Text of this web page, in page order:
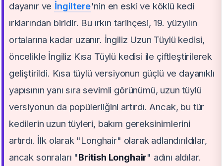
dayanır ve İngiltere'nin en eski ve köklü kedi
ırklarından biridir. Bu ırkın tarihçesi, 19. yüzyılın
ortalarına kadar uzanır. İngiliz Uzun Tüylü kedisi,
öncelikle İngiliz Kısa Tüylü kedisi ile çiftleştirilerek
geliştirildi. Kısa tüylü versiyonun güçlü ve dayanıklı
yapısının yanı sıra sevimli görünümü, uzun tüylü
versiyonun da popülerliğini artırdı. Ancak, bu tür
kedilerin uzun tüyleri, bakım gereksinimlerini
artırdı. İlk olarak "Longhair" olarak adlandırıldılar,
ancak sonraları "British Longhair" adını aldılar.